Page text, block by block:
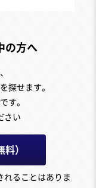
の方へ
探せます。
す。
さい
）
れることはありま